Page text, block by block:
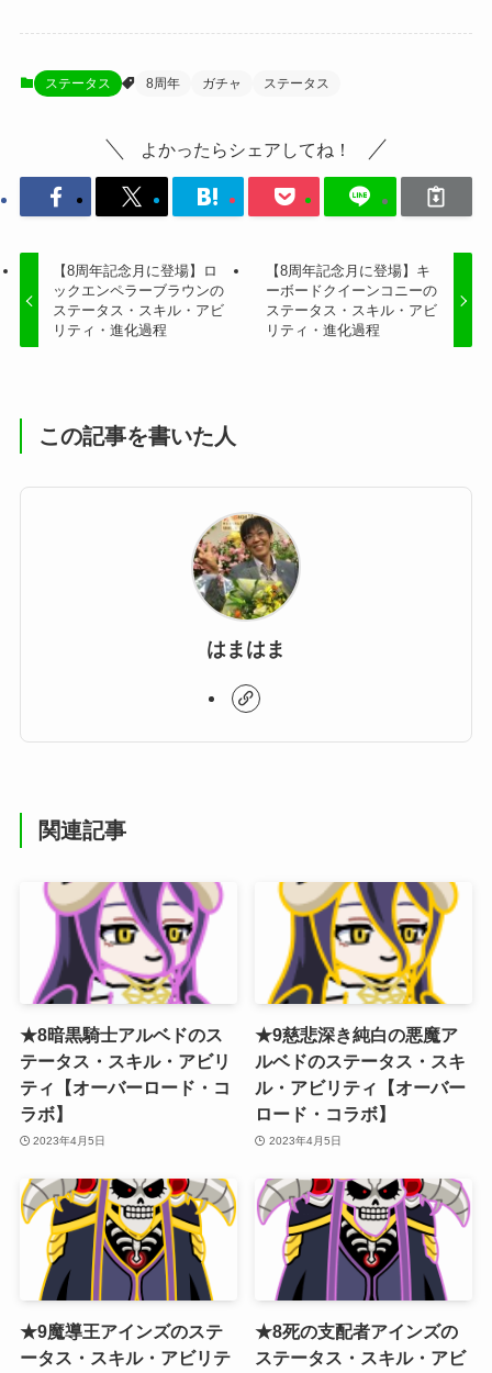
ステータス 8周年 ガチャ ステータス
よかったらシェアしてね！
【8周年記念月に登場】ロ
ックエンペラーブラウンの
ステータス・スキル・アビ
リティ・進化過程
【8周年記念月に登場】キ
ーボードクイーンコニーの
ステータス・スキル・アビ
リティ・進化過程
この記事を書いた人
はまはま
関連記事
★8暗黒騎士アルベドのス
テータス・スキル・アビリ
ティ【オーバーロード・コ
ラボ】
2023年4月5日
★9慈悲深き純白の悪魔ア
ルベドのステータス・スキ
ル・アビリティ【オーバー
ロード・コラボ】
2023年4月5日
★9魔導王アインズのステ
ータス・スキル・アビリテ
★8死の支配者アインズの
ステータス・スキル・アビ